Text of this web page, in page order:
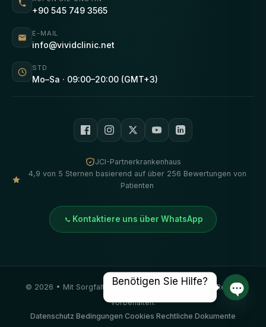
+90 545 749 3565
E-MAIL
info@vividclinic.net
STD
Mo–Sa · 09:00–20:00 (GMT+3)
JCI-Partnerkrankenhaus
4,9 von 5 Sternen basierend auf über 256 Bewertungen von
Patienten
Kontaktiere uns über WhatsApp
© 2026 • Mit Sorgfalt hergestellt von Vivid Klinik . Alle Rechte
vorbehalten.
Datenschutz Bedingungen Cookies Rechtliche Dokumente
Benötigen Sie Hilfe?